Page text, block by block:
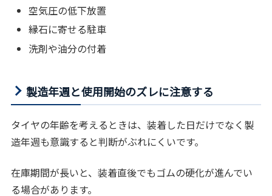
空気圧の低下放置
縁石に寄せる駐車
洗剤や油分の付着
製造年週と使用開始のズレに注意する
タイヤの年齢を考えるときは、装着した日だけでなく製
造年週も意識すると判断がぶれにくいです。
在庫期間が長いと、装着直後でもゴムの硬化が進んでい
る場合があります。